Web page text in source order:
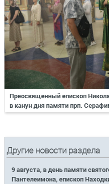
Преосвященный епископ
в канун дня памяти прп.
Другие новости раздела
9 августа, в день памяти
Пантелеимона, епископ